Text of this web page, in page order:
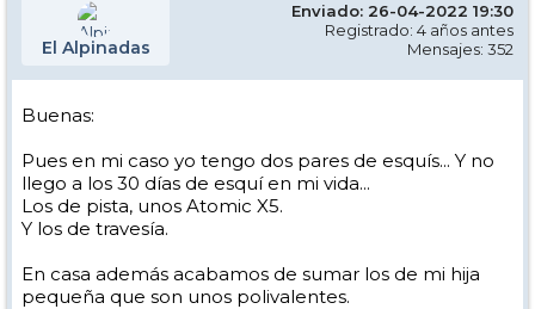
El Alpinadas
Enviado: 26-04-2022 19:30
Registrado: 4 años antes
Mensajes: 352
Buenas:
Pues en mi caso yo tengo dos pares de esquís... Y no
llego a los 30 días de esquí en mi vida...
Los de pista, unos Atomic X5.
Y los de travesía.
En casa además acabamos de sumar los de mi hija
pequeña que son unos polivalentes.